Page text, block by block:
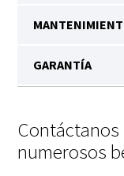
numerosos